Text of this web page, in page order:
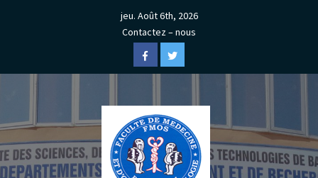
jeu. Août 6th, 2026
Contactez – nous
FacebookTwitter